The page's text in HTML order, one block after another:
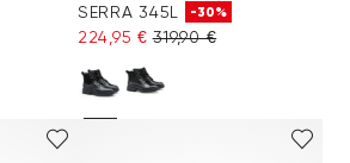
SERRA 345L -30%
224,95 € 319,90 €